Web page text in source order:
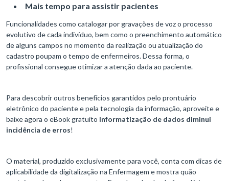
Mais tempo para assistir pacientes
Funcionalidades como catalogar por gravações de voz o processo
evolutivo de cada indivíduo, bem como o preenchimento automático
de alguns campos no momento da realização ou atualização do
cadastro poupam o tempo de enfermeiros. Dessa forma, o
profissional consegue otimizar a atenção dada ao paciente.
Para descobrir outros benefícios garantidos pelo prontuário
eletrônico do paciente e pela tecnologia da informação, aproveite e
baixe agora o eBook gratuito Informatização de dados diminui
incidência de erros!
O material, produzido exclusivamente para você, conta com dicas de
aplicabilidade da digitalização na Enfermagem e mostra quão